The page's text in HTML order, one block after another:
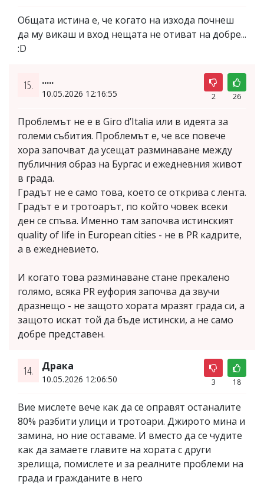
Общата истина е, че когато на изхода почнеш
да му викаш и вход нещата не отиват на добре...
:D
15. .....
10.05.2026 12:16:55 2 26
Проблемът не е в Giro d’Italia или в идеята за
големи събития. Проблемът е, че все повече
хора започват да усещат разминаване между
публичния образ на Бургас и ежедневния живот
в града.
Градът не е само това, което се открива с лента.
Градът е и тротоарът, по който човек всеки
ден се спъва. Именно там започва истинският
quality of life in European cities - не в PR кадрите,
а в ежедневието.
И когато това разминаване стане прекалено
голямо, всяка PR еуфория започва да звучи
дразнещо - не защото хората мразят града си, а
защото искат той да бъде истински, а не само
добре представен.
14. Драка
10.05.2026 12:06:50 3 18
Вие мислете вече как да се оправят останалите
80% разбити улици и тротоари. Джирото мина и
замина, но ние оставаме. И вместо да се чудите
как да замаете главите на хората с други
зрелища, помислете и за реалните проблеми на
града и гражданите в него